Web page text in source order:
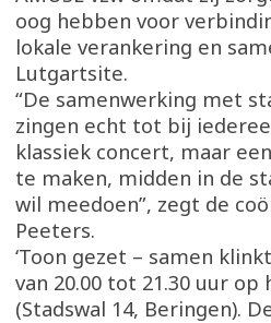
oog hebben voor
lokale verankering en
Lutgartsite.
“De samenwerking met
zingen echt tot bij
klassiek concert, maar
te maken, midden in de
wil meedoen”, zegt de
Peeters.
‘Toon gezet – samen
van 20.00 tot 21.30 uur
(Stadswal 14, Beringen).